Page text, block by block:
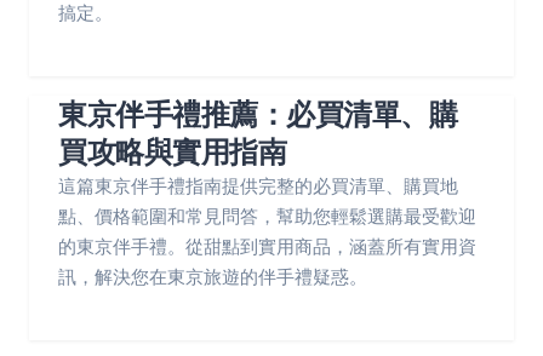
搞定。
東京伴手禮推薦：必買清單、購
買攻略與實用指南
這篇東京伴手禮指南提供完整的必買清單、購買地
點、價格範圍和常見問答，幫助您輕鬆選購最受歡迎
的東京伴手禮。從甜點到實用商品，涵蓋所有實用資
訊，解決您在東京旅遊的伴手禮疑惑。